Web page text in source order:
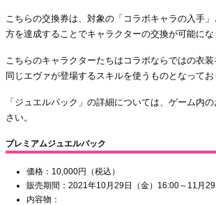
こちらの交換券は、対象の「コラボキャラの入手
方を達成することでキャラクターの交換が可能にな
こちらのキャラクターたちはコラボならではの衣
同じエヴァが登場するスキルを使うものとなってお
「ジュエルパック」の詳細については、ゲーム内
さい。
プレミアムジュエルパック
価格：10,000円（税込）
販売期間：2021年10月29日（金）16:00～11月
内容物：